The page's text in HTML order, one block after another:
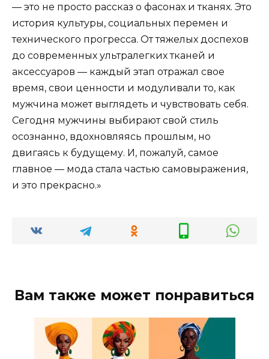
— это не просто рассказ о фасонах и тканях. Это
история культуры, социальных перемен и
технического прогресса. От тяжелых доспехов
до современных ультралегких тканей и
аксессуаров — каждый этап отражал свое
время, свои ценности и модуливали то, как
мужчина может выглядеть и чувствовать себя.
Сегодня мужчины выбирают свой стиль
осознанно, вдохновляясь прошлым, но
двигаясь к будущему. И, пожалуй, самое
главное — мода стала частью самовыражения,
и это прекрасно.»
Вам также может понравиться